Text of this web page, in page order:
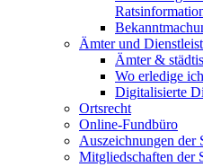
Ämter und
Ämter &
Wo erledige
Digitalisierte
Ortsrecht
Online-Fundbüro
Auszeichnungen der
Mitgliedschaften der